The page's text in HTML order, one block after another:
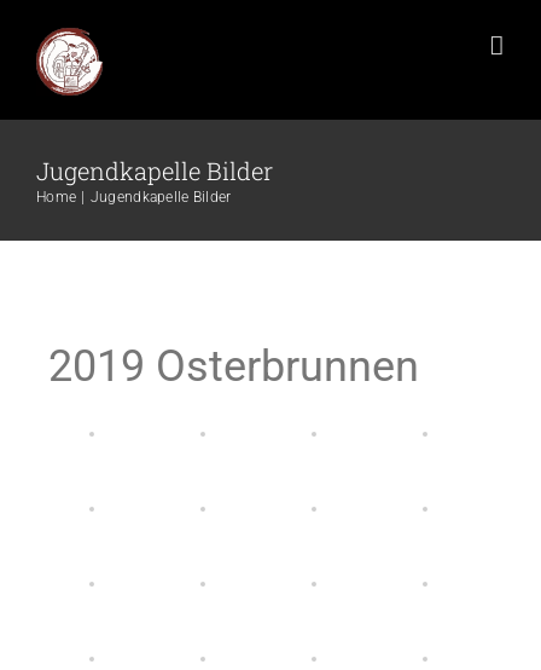
Jugendkapelle Bilder
Home Jugendkapelle Bilder
2019 Osterbrunnen